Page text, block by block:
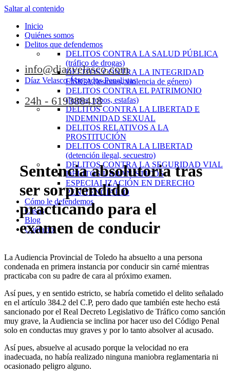
Saltar al contenido
Inicio
Quiénes somos
Delitos que defendemos
DELITOS CONTRA LA SALUD PÚBLICA
(tráfico de drogas)
DELITOS CONTRA LA INTEGRIDAD
FÍSICA (lesiones, violencia de género)
DELITOS CONTRA EL PATRIMONIO
(hurtos, robos, estafas)
DELITOS CONTRA LA LIBERTAD E
INDEMNIDAD SEXUAL
DELITOS RELATIVOS A LA
PROSTITUCIÓN
DELITOS CONTRA LA LIBERTAD
(detención ilegal, secuestro)
DELITOS CONTRA LA SEGURIDAD VIAL
DELITOS URBANÍSTICOS
ESPECIALIZACIÓN EN DERECHO
PENITENCIARIO
Cómo le defendemos
Casos
Blog
Contacto
info@diazvelasco.com
Díaz Velasco Abogados Penalistas
24h - 619388418
Sentencia absolutoria tras
ser sorprendido
practicando para el
examen de conducir
La Audiencia Provincial de Toledo ha absuelto a una persona
condenada en primera instancia por conducir sin carné mientras
practicaba con su padre de cara al próximo examen.
Así pues, y en sentido estricto, se habría cometido el delito señalado
en el artículo 384.2 del C.P, pero dado que también este hecho está
sancionado por el Real Decreto Legislativo de Tráfico como sanción
muy grave, la Audiencia se inclina por hacer uso del Código Penal
solo en conductas muy graves y por lo tanto absolver al acusado.
Así pues, absuelve al acusado porque la velocidad no era
inadecuada, no había realizado ninguna maniobra reglamentaria ni
ocasionado peligro alguno.